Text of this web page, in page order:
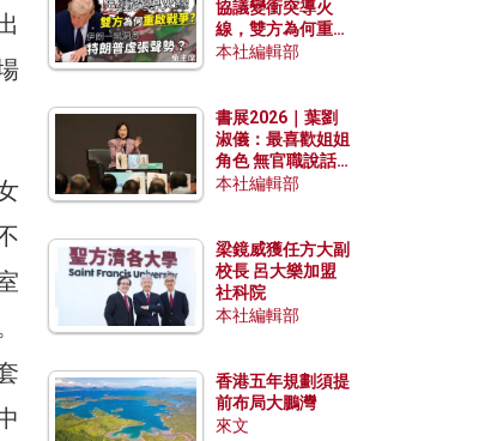
協議變衝突導火
線，雙方為何重啟
戰爭？伊朗一早洞
本社編輯部
書展2026｜葉劉
淑儀：最喜歡姐姐
角色 無官職說話
包袱少
本社編輯部
梁鏡威獲任方大副
校長 呂大樂加盟
社科院
本社編輯部
香港五年規劃須提
前布局大鵬灣
來文